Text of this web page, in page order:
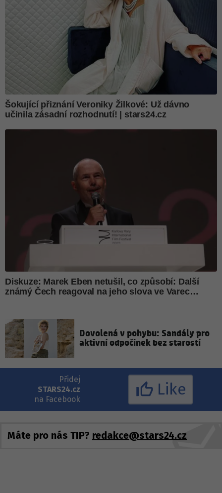
Dovolená v pohybu: Sandály pro
aktivní odpočinek bez starostí
Přidej
STARS24.cz
na Facebook
Like
Máte pro nás TIP? redakce@stars24.cz